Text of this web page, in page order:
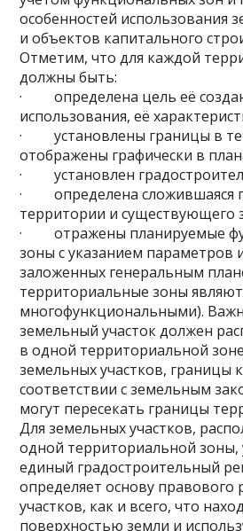
особенностей использования
и объектов капитального
Отметим, что для каждой
должны быть:
· определена цель её
использования, её
· установлены границы в
отображены графически в
· установлен
· определена сложившаяся
территории и существующего
· отражены планируемые
зоны с указанием параметров
заложенных генеральным
территориальные зоны
многофункциональными).
земельный участок должен
в одной территориальной
земельных участков, границы
соответствии с земельным
могут пересекать границы
Для земельных участков,
одной территориальной зоны,
единый градостроительный
определяет основу
участков, как и всего, что
поверхностью земли и